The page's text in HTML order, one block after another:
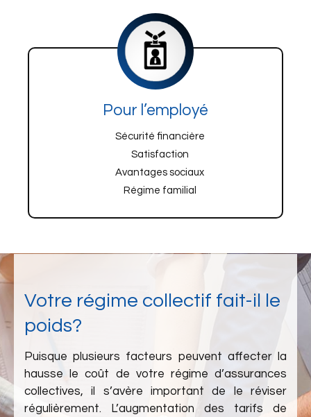
Pour l’employé
Sécurité financière
Satisfaction
Avantages sociaux
Régime familial
Votre régime collectif fait-il le
poids?
Puisque plusieurs facteurs peuvent affecter la
hausse le coût de votre régime d’assurances
collectives, il s’avère important de le réviser
régulièrement. L’augmentation des tarifs de